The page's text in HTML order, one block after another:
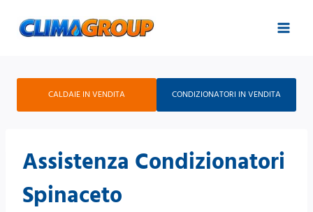
CALDAIE IN VENDITA CONDIZIONATORI IN VENDITA
Assistenza Condizionatori
Spinaceto